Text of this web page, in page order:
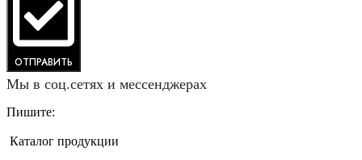
ОТПРАВИТЬ
Мы в соц.сетях и мессенджерах
Пишите:
Каталог продукции